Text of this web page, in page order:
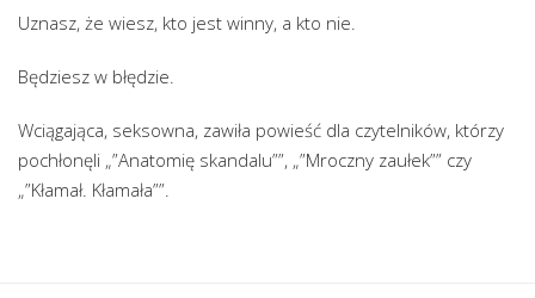
Uznasz, że wiesz, kto jest winny, a kto nie.
Będziesz w błędzie.
Wciągająca, seksowna, zawiła powieść dla czytelników, którzy
pochłonęli „”Anatomię skandalu””, „”Mroczny zaułek”” czy
„”Kłamał. Kłamała””.